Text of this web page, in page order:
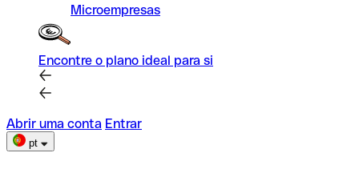
Microempresas
Encontre o plano ideal para si
Abrir uma conta Entrar
pt